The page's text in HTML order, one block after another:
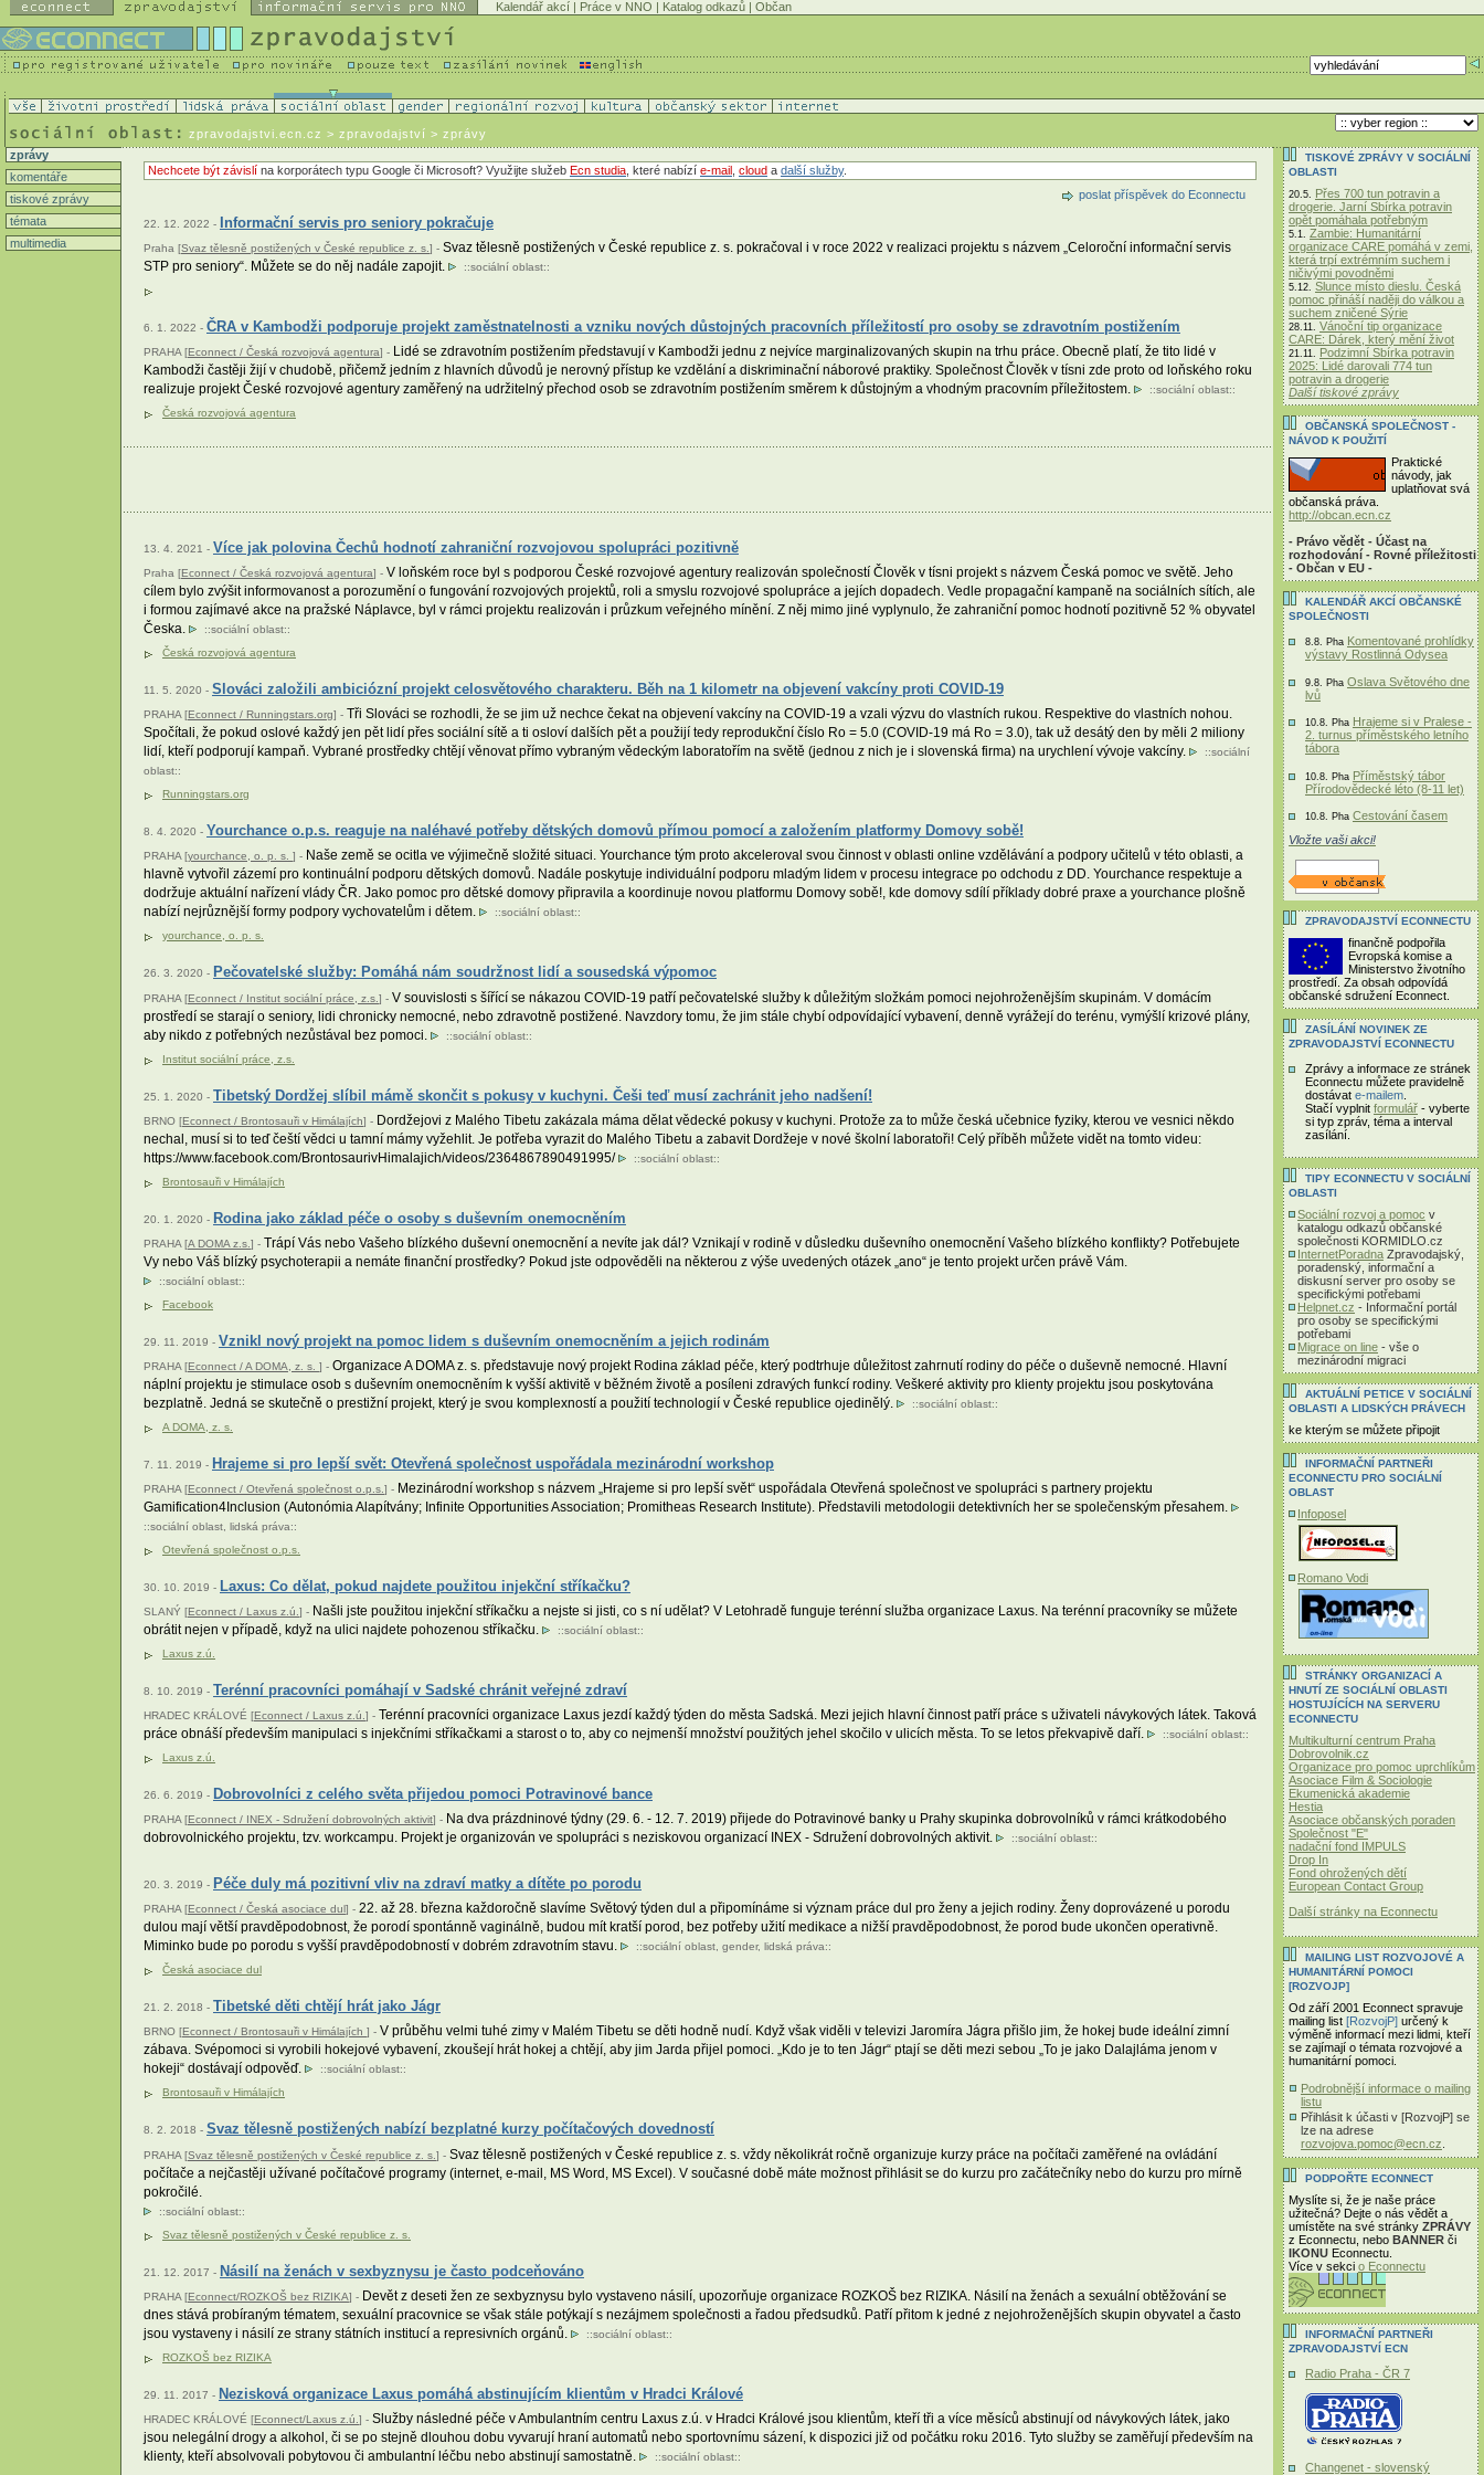
Kalendář akcí | Práce v NNO | Katalog odkazů | Občan
zpravodajstvi.ecn.cz > zpravodajství > zprávy
zprávy
komentáře
tiskové zprávy
témata
multimedia
Nechcete být závislí na korporátech typu Google či Microsoft? Využijte služeb Ecn studia , které nabízí e-mail cloud a další služby.
poslat příspěvek do Econnectu
22. 12. 2022 - Informační servis pro seniory pokračuje
Praha [Svaz tělesně postižených v České republice z. s. ] - Svaz tělesně postižených v České republice z. s. pokračoval i v roce 2022 v realizaci projektu s názvem „Celoroční informační servis
STP pro seniory“. Můžete se do něj nadále zapojit.
::sociální oblast::
6. 1. 2022 - ČRA v Kambodži podporuje projekt zaměstnatelnosti a vzniku nových důstojných pracovních příležitostí pro osoby se zdravotním postižením
PRAHA [Econnect / Česká rozvojová agentura] - Lidé se zdravotním postižením představují v Kambodži jednu z nejvíce marginalizovaných skupin na trhu práce. Obecně platí, že tito lidé v
Kambodži častěji žijí v chudobě, přičemž jedním z hlavních důvodů je nerovný přístup ke vzdělání a diskriminační náborové praktiky. Společnost Člověk v tísni zde proto od loňského roku
realizuje projekt České rozvojové agentury zaměřený na udržitelný přechod osob se zdravotním postižením směrem k důstojným a vhodným pracovním příležitostem.
::sociální oblast::
Česká rozvojová agentura
13. 4. 2021 - Více jak polovina Čechů hodnotí zahraniční rozvojovou spolupráci pozitivně
Praha [Econnect / Česká rozvojová agentura] - V loňském roce byl s podporou České rozvojové agentury realizován společností Člověk v tísni projekt s názvem Česká pomoc ve světě. Jeho
cílem bylo zvýšit informovanost a porozumění o fungování rozvojových projektů, roli a smyslu rozvojové spolupráce a jejích dopadech. Vedle propagační kampaně na sociálních sítích, ale
i formou zajímavé akce na pražské Náplavce, byl v rámci projektu realizován i průzkum veřejného mínění. Z něj mimo jiné vyplynulo, že zahraniční pomoc hodnotí pozitivně 52 % obyvatel
Česka.
::sociální oblast::
Česká rozvojová agentura
11. 5. 2020 - Slováci založili ambiciózní projekt celosvětového charakteru. Běh na 1 kilometr na objevení vakcíny proti COVID-19
PRAHA [Econnect / Runningstars.org] - Tři Slováci se rozhodli, že se jim už nechce čekat na objevení vakcíny na COVID-19 a vzali výzvu do vlastních rukou. Respektive do vlastních nohou.
Spočítali, že pokud oslové každý jen pět lidí přes sociální sítě a ti osloví dalších pět a použijí tedy reprodukční číslo Ro = 5.0 (COVID-19 má Ro = 3.0), tak už desátý den by měli 2 miliony
lidí, kteří podporují kampaň. Vybrané prostředky chtějí věnovat přímo vybraným vědeckým laboratořím na světě (jednou z nich je i slovenská firma) na urychlení vývoje vakcíny.
::sociální
oblast::
Runningstars.org
8. 4. 2020 - Yourchance o.p.s. reaguje na naléhavé potřeby dětských domovů přímou pomocí a založením platformy Domovy sobě!
PRAHA [yourchance, o. p. s. ] - Naše země se ocitla ve výjimečně složité situaci. Yourchance tým proto akceleroval svou činnost v oblasti online vzdělávání a podpory učitelů v této oblasti, a
hlavně vytvořil zázemí pro kontinuální podporu dětských domovů. Nadále poskytuje individuální podporu mladým lidem v procesu integrace po odchodu z DD. Yourchance respektuje a
dodržuje aktuální nařízení vlády ČR. Jako pomoc pro dětské domovy připravila a koordinuje novou platformu Domovy sobě!, kde domovy sdílí příklady dobré praxe a yourchance plošně
nabízí nejrůznější formy podpory vychovatelům i dětem.
::sociální oblast::
yourchance, o. p. s.
26. 3. 2020 - Pečovatelské služby: Pomáhá nám soudržnost lidí a sousedská výpomoc
PRAHA [Econnect / Institut sociální práce, z.s. ] - V souvislosti s šířící se nákazou COVID-19 patří pečovatelské služby k důležitým složkám pomoci nejohroženějším skupinám. V domácím
prostředí se starají o seniory, lidi chronicky nemocné, nebo zdravotně postižené. Navzdory tomu, že jim stále chybí odpovídající vybavení, denně vyrážejí do terénu, vymýšlí krizové plány,
aby nikdo z potřebných nezůstával bez pomoci.
::sociální oblast::
Institut sociální práce, z.s.
25. 1. 2020 - Tibetský Dordžej slíbil mámě skončit s pokusy v kuchyni. Češi teď musí zachránit jeho nadšení!
BRNO [Econnect / Brontosauři v Himálajích] - Dordžejovi z Malého Tibetu zakázala máma dělat vědecké pokusy v kuchyni. Protože za to může česká učebnice fyziky, kterou ve vesnici někdo
nechal, musí si to teď čeští vědci u tamní mámy vyžehlit. Je potřeba vyrazit do Malého Tibetu a zabavit Dordžeje v nové školní laboratoři! Celý příběh můžete vidět na tomto videu:
https://www.facebook.com/BrontosaurivHimalajich/videos/2364867890491995/
::sociální oblast::
Brontosauři v Himálajích
20. 1. 2020 - Rodina jako základ péče o osoby s duševním onemocněním
PRAHA [A DOMA z.s. ] - Trápí Vás nebo Vašeho blízkého duševní onemocnění a nevíte jak dál? Vznikají v rodině v důsledku duševního onemocnění Vašeho blízkého konflikty? Potřebujete
Vy nebo Váš blízký psychoterapii a nemáte finanční prostředky? Pokud jste odpověděli na některou z výše uvedených otázek „ano“ je tento projekt určen právě Vám.
::sociální oblast::
Facebook
29. 11. 2019 - Vznikl nový projekt na pomoc lidem s duševním onemocněním a jejich rodinám
PRAHA [Econnect / A DOMA, z. s. ] - Organizace A DOMA z. s. představuje nový projekt Rodina základ péče, který podtrhuje důležitost zahrnutí rodiny do péče o duševně nemocné. Hlavní
náplní projektu je stimulace osob s duševním onemocněním k vyšší aktivitě v běžném životě a posíleni zdravých funkcí rodiny. Veškeré aktivity pro klienty projektu jsou poskytována
bezplatně. Jedná se skutečně o prestižní projekt, který je svou komplexností a použití technologií v České republice ojedinělý.
::sociální oblast::
A DOMA, z. s.
7. 11. 2019 - Hrajeme si pro lepší svět: Otevřená společnost uspořádala mezinárodní workshop
PRAHA [Econnect / Otevřená společnost o.p.s. ] - Mezinárodní workshop s názvem „Hrajeme si pro lepší svět“ uspořádala Otevřená společnost ve spolupráci s partnery projektu
Gamification4Inclusion (Autonómia Alapítvány; Infinite Opportunities Association; Promitheas Research Institute). Představili metodologii detektivních her se společenským přesahem.
::sociální oblast lidská práva::
Otevřená společnost o.p.s.
30. 10. 2019 - Laxus: Co dělat, pokud najdete použitou injekční stříkačku?
SLANÝ [Econnect / Laxus z.ú. ] - Našli jste použitou injekční stříkačku a nejste si jisti, co s ní udělat? V Letohradě funguje terénní služba organizace Laxus. Na terénní pracovníky se můžete
obrátit nejen v případě, když na ulici najdete pohozenou stříkačku.
::sociální oblast::
Laxus z.ú.
8. 10. 2019 - Terénní pracovníci pomáhají v Sadské chránit veřejné zdraví
HRADEC KRÁLOVÉ [Econnect / Laxus z.ú. ] - Terénní pracovníci organizace Laxus jezdí každý týden do města Sadská. Mezi jejich hlavní činnost patří práce s uživateli návykových látek. Taková
práce obnáší především manipulaci s injekčními stříkačkami a starost o to, aby co nejmenší množství použitých jehel skočilo v ulicích města. To se letos překvapivě daří.
::sociální oblast::
Laxus z.ú.
26. 6. 2019 - Dobrovolníci z celého světa přijedou pomoci Potravinové bance
PRAHA [Econnect / INEX - Sdružení dobrovolných aktivit] - Na dva prázdninové týdny (29. 6. - 12. 7. 2019) přijede do Potravinové banky u Prahy skupinka dobrovolníků v rámci krátkodobého
dobrovolnického projektu, tzv. workcampu. Projekt je organizován ve spolupráci s neziskovou organizací INEX - Sdružení dobrovolných aktivit.
::sociální oblast::
20. 3. 2019 - Péče duly má pozitivní vliv na zdraví matky a dítěte po porodu
PRAHA [Econnect / Česká asociace dul] - 22. až 28. března každoročně slavíme Světový týden dul a připomínáme si význam práce dul pro ženy a jejich rodiny. Ženy doprovázené u porodu
dulou mají větší pravděpodobnost, že porodí spontánně vaginálně, budou mít kratší porod, bez potřeby užití medikace a nižší pravděpodobnost, že porod bude ukončen operativně.
Miminko bude po porodu s vyšší pravděpodobností v dobrém zdravotním stavu.
::sociální oblast, gender, lidská práva::
Česká asociace dul
21. 2. 2018 - Tibetské děti chtějí hrát jako Jágr
BRNO [Econnect / Brontosauři v Himálajích ] - V průběhu velmi tuhé zimy v Malém Tibetu se děti hodně nudí. Když však viděli v televizi Jaromíra Jágra přišlo jim, že hokej bude ideální zimní
zábava. Svépomoci si vyrobili hokejové vybavení, zkoušejí hrát hokej a chtějí, aby jim Jarda přijel pomoci. „Kdo je to ten Jágr“ ptají se děti mezi sebou „To je jako Dalajláma jenom v
hokeji“ dostávají odpověď.
::sociální oblast::
Brontosauři v Himálajích
8. 2. 2018 - Svaz tělesně postižených nabízí bezplatné kurzy počítačových dovedností
PRAHA [Svaz tělesně postižených v České republice z. s. ] - Svaz tělesně postižených v České republice z. s. vždy několikrát ročně organizuje kurzy práce na počítači zaměřené na ovládání
počítače a nejčastěji užívané počítačové programy (internet, e-mail, MS Word, MS Excel). V současné době máte možnost přihlásit se do kurzu pro začátečníky nebo do kurzu pro mírně
pokročilé.
::sociální oblast::
Svaz tělesně postižených v České republice z. s.
21. 12. 2017 - Násilí na ženách v sexbyznysu je často podceňováno
PRAHA [Econnect/ROZKOŠ bez RIZIKA] - Devět z deseti žen ze sexbyznysu bylo vystaveno násilí, upozorňuje organizace ROZKOŠ bez RIZIKA. Násilí na ženách a sexuální obtěžování se
dnes stává probíraným tématem, sexuální pracovnice se však stále potýkají s nezájmem společnosti a řadou předsudků. Patří přitom k jedné z nejohroženějších skupin obyvatel a často
jsou vystaveny i násilí ze strany státních institucí a represivních orgánů.
::sociální oblast::
ROZKOŠ bez RIZIKA
29. 11. 2017 - Nezisková organizace Laxus pomáhá abstinujícím klientům v Hradci Králové
HRADEC KRÁLOVÉ [Econnect/Laxus z.ú. ] - Služby následné péče v Ambulantním centru Laxus z.ú. v Hradci Králové jsou klientům, kteří tři a více měsíců abstinují od návykových látek, jako
jsou nelegální drogy a alkohol, či se po stejně dlouhou dobu vyvarují hraní automatů nebo sportovnímu sázení, k dispozici již od počátku roku 2016. Tyto služby se zaměřují především na
klienty, kteří absolvovali pobytovou či ambulantní léčbu nebo abstinují samostatně.
::sociální oblast::
TISKOVÉ ZPRÁVY V SOCIÁLNÍ
OBLASTI
20.5. Přes 700 tun potravin a
drogerie. Jarní Sbírka potravin
opět pomáhala potřebným
5.1. Zambie: Humanitární
organizace CARE pomáhá v zemi,
která trpí extrémním suchem i
ničivými povodněmi
5.12. Slunce místo dieslu. Česká
pomoc přináší naději do válkou a
suchem zničené Sýrie
28.11. Vánoční tip organizace
CARE: Dárek, který mění život
21.11. Podzimní Sbírka potravin
2025: Lidé darovali 774 tun
potravin a drogerie
Další tiskové zprávy
OBČANSKÁ SPOLEČNOST -
NÁVOD K POUŽITÍ
Praktické
návody, jak
uplatňovat svá
občanská práva.
http://obcan.ecn.cz
- Právo vědět - Účast na
rozhodování - Rovné příležitosti
- Občan v EU -
KALENDÁŘ AKCÍ OBČANSKÉ
SPOLEČNOSTI
8.8. Pha Komentované prohlídky
výstavy Rostlinná Odysea
9.8. Pha Oslava Světového dne
lvů
10.8. Pha Hrajeme si v Pralese -
2. turnus příměstského letního
tábora
10.8. Pha Příměstský tábor
Přírodovědecké léto (8-11 let)
10.8. Pha Cestování časem
Vložte vaši akci!
ZPRAVODAJSTVÍ ECONNECTU
finančně podpořila
Evropská komise a
Ministerstvo životního
prostředí. Za obsah odpovídá
občanské sdružení Econnect.
ZASÍLÁNÍ NOVINEK ZE
ZPRAVODAJSTVÍ ECONNECTU
Zprávy a informace ze stránek
Econnectu můžete pravidelně
dostávat e-mailem
Stačí vyplnit formulář - vyberte
si typ zpráv, téma a interval
zasílání.
TIPY ECONNECTU V SOCIÁLNÍ
OBLASTI
Sociální rozvoj a pomoc v
katalogu odkazů občanské
společnosti KORMIDLO.cz
InternetPoradna Zpravodajský,
poradenský, informační a
diskusní server pro osoby se
specifickými potřebami
Helpnet.cz - Informační portál
pro osoby se specifickými
potřebami
Migrace on line - vše o
mezinárodní migraci
AKTUÁLNÍ PETICE V SOCIÁLNÍ
OBLASTI A LIDSKÝCH PRÁVECH
ke kterým se můžete připojit
INFORMAČNÍ PARTNEŘI
ECONNECTU PRO SOCIÁLNÍ
OBLAST
Infoposel
Romano Vodi
STRÁNKY ORGANIZACÍ A
HNUTÍ ZE SOCIÁLNÍ OBLASTI
HOSTUJÍCÍCH NA SERVERU
ECONNECTU
Multikulturní centrum Praha
Dobrovolnik.cz
Organizace pro pomoc uprchlíkům
Asociace Film & Sociologie
Ekumenická akademie
Hestia
Asociace občanských poraden
Společnost "E"
nadační fond IMPULS
Drop In
Fond ohrožených dětí
European Contact Group
Další stránky na Econnectu
MAILING LIST ROZVOJOVÉ A
HUMANITÁRNÍ POMOCI
[ROZVOJP]
Od září 2001 Econnect spravuje
mailing list [RozvojP] určený k
výměně informací mezi lidmi, kteří
se zajímají o témata rozvojové a
humanitární pomoci.
Podrobnější informace o mailing
listu
Přihlásit k účasti v [RozvojP] se
lze na adrese
rozvojova.pomoc@ecn.cz
PODPOŘTE ECONNECT
Myslíte si, že je naše práce
užitečná? Dejte o nás vědět a
umístěte na své stránky ZPRÁVY
z Econnectu, nebo BANNER či
IKONU Econnectu.
Více v sekci o Econnectu
INFORMAČNÍ PARTNEŘI
ZPRAVODAJSTVÍ ECN
Radio Praha - ČR 7
Changenet - slovenský